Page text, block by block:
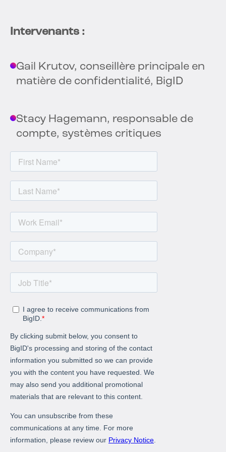
Intervenants :
Gail Krutov, conseillère principale en
matière de confidentialité, BigID
Stacy Hagemann, responsable de
compte, systèmes critiques